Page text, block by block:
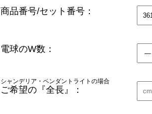
商品番号/セット番号：
電球のW数：
シャンデリア・ペンダントライトの場合
ご希望の『全長』：